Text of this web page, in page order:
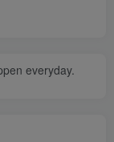
everyday.